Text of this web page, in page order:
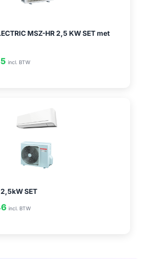
MSZ-HR 2,5 KW SET met
incl. BTW
SET
incl. BTW